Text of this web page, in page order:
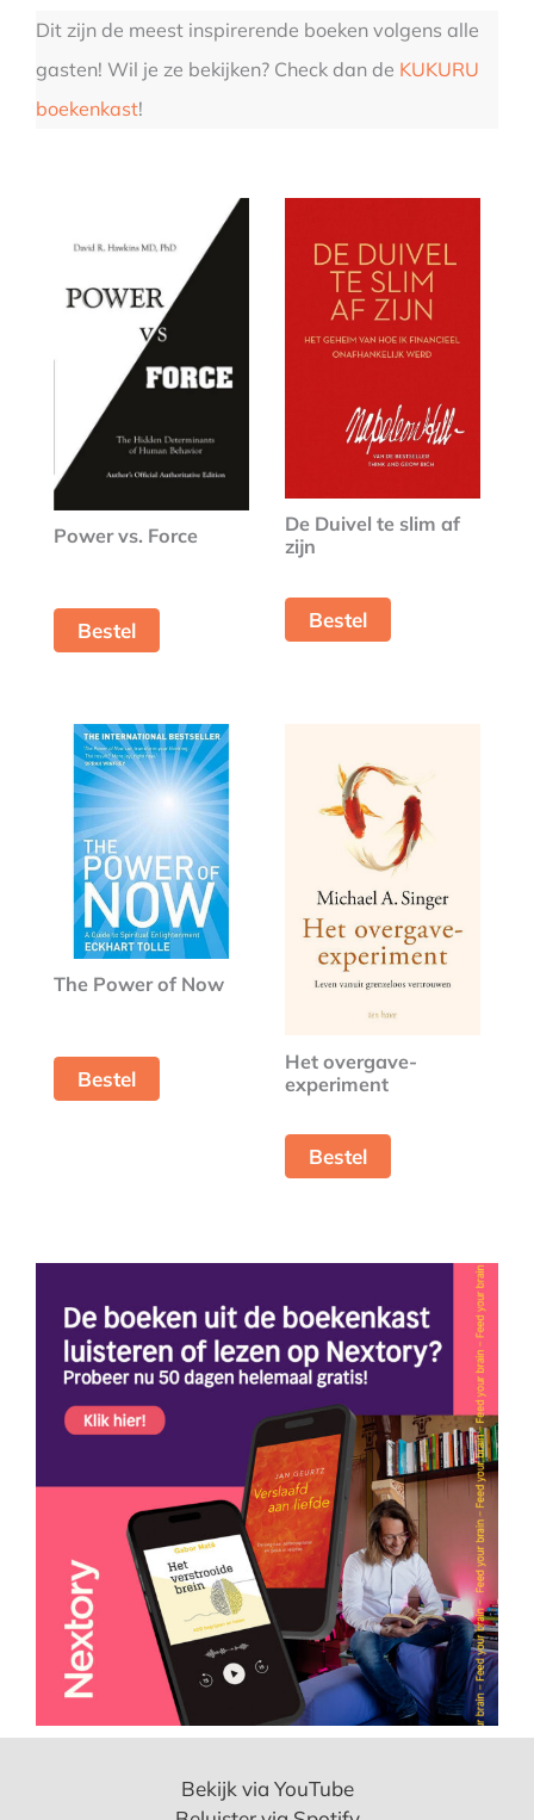
Dit zijn de meest inspirerende boeken volgens alle
gasten! Wil je ze bekijken? Check dan de KUKURU
boekenkast!
Power vs. Force
Bestel
De Duivel te slim af
zijn
Bestel
The Power of Now
Bestel
Het overgave-
experiment
Bestel
Bekijk via YouTube